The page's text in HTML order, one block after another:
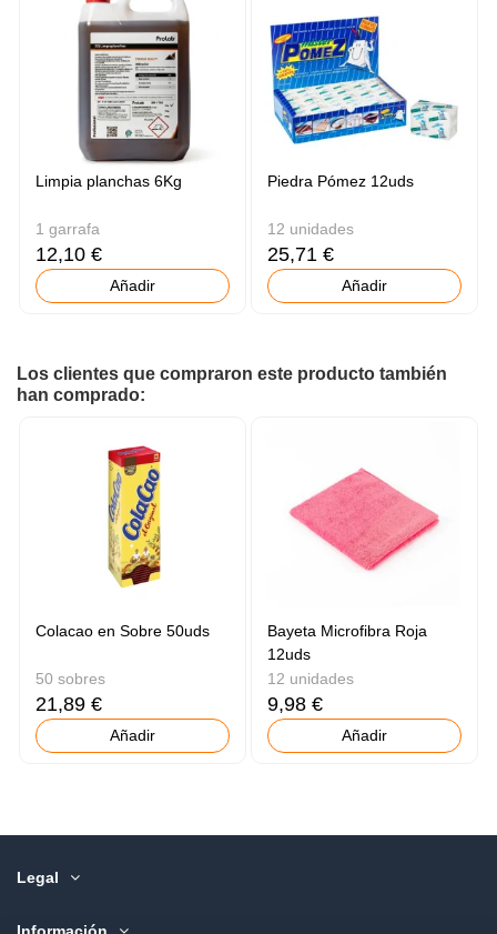
Limpia planchas 6Kg
1 garrafa
12,10 €
Añadir
Piedra Pómez 12uds
12 unidades
25,71 €
Añadir
Los clientes que compraron este producto también
han comprado:
Colacao en Sobre 50uds
50 sobres
21,89 €
Añadir
Bayeta Microfibra Roja
12uds
12 unidades
9,98 €
Añadir
Legal